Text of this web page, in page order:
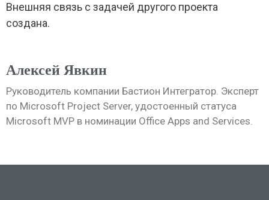
Внешняя связь с задачей другого проекта
создана.
Алексей Явкин
Руководитель компании Бастион Интегратор. Эксперт
по Microsoft Project Server, удостоенный статуса
Microsoft MVP в номинации Office Apps and Services.